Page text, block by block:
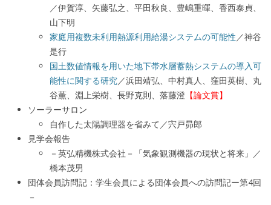
／伊賀淳、矢藤弘之、平田秋良、豊嶋重暉、香西泰貞、
山下明
家庭用複数未利用熱源利用給湯システムの可能性／神谷
是行
国土数値情報を用いた地下帯水層蓄熱システムの導入可
能性に関する研究／浜田靖弘、中村真人、窪田英樹、丸
谷薫、淵上栄樹、長野克則、落藤澄 【論文賞】
ソーラーサロン
自作した太陽調理器を省みて／宍戸昴郎
見学会報告
－英弘精機株式会社－「気象観測機器の現状と将来」／
橋本茂男
団体会員訪問記：学生会員による団体会員への訪問記ー第4回
－